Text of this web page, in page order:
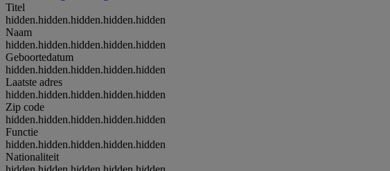
Titel
hidden.hidden.hidden.hidden.hidden
Naam
hidden.hidden.hidden.hidden.hidden
Geboortedatum
hidden.hidden.hidden.hidden.hidden
Laatste adres
hidden.hidden.hidden.hidden.hidden
Zip code
hidden.hidden.hidden.hidden.hidden
Functie
hidden.hidden.hidden.hidden.hidden
Nationaliteit